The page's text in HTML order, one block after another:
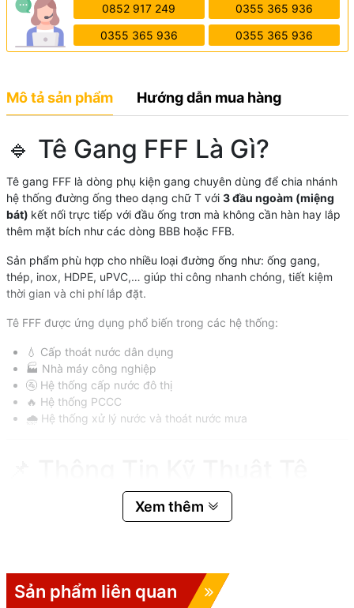
0852 917 249 0355 365 936
0355 365 936 0355 365 936
Mô tả sản phẩm Hướng dẫn mua hàng
🔹 Tê Gang FFF Là Gì?
Tê gang FFF là dòng phụ kiện gang chuyên dùng để chia nhánh
hệ thống đường ống theo dạng chữ T với 3 đầu ngoàm (miệng
bát) kết nối trực tiếp với đầu ống trơn mà không cần hàn hay lắp
thêm mặt bích như các dòng BBB hoặc FFB.
Sản phẩm phù hợp cho nhiều loại đường ống như: ống gang,
thép, inox, HDPE, uPVC,… giúp thi công nhanh chóng, tiết kiệm
thời gian và chi phí lắp đặt.
Tê FFF được ứng dụng phổ biến trong các hệ thống:
💧 Cấp thoát nước dân dụng
🏭 Nhà máy công nghiệp
🚰 Hệ thống cấp nước đô thị
🔥 Hệ thống PCCC
🌧️ Hệ thống xử lý nước và thoát nước mưa
📏 Dải kích thước
thân chính
DN80 – DN600
Xem thêm
Sản phẩm liên quan